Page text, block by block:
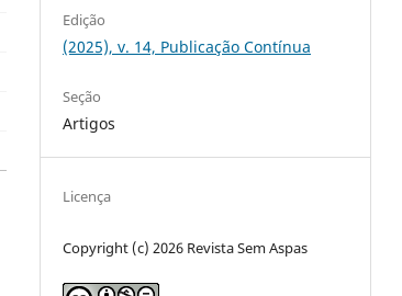
Edição
(2025), v. 14, Publicação Contínua
Seção
Artigos
Licença
Copyright (c) 2026 Revista Sem Aspas